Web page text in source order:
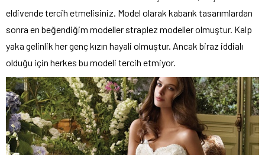
eldivende tercih etmelisiniz. Model olarak kabarık tasarımlardan
sonra en beğendiğim modeller straplez modeller olmuştur. Kalp
yaka gelinlik her genç kızın hayali olmuştur. Ancak biraz iddialı
olduğu için herkes bu modeli tercih etmiyor.